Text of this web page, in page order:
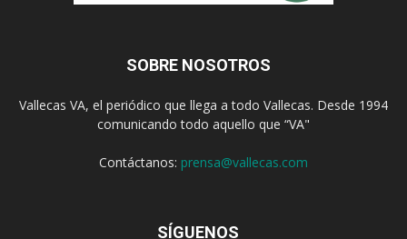
SOBRE NOSOTROS
Vallecas VA, el periódico que llega a todo Vallecas. Desde 1994
comunicando todo aquello que “VA"
Contáctanos: prensa@vallecas.com
SÍGUENOS